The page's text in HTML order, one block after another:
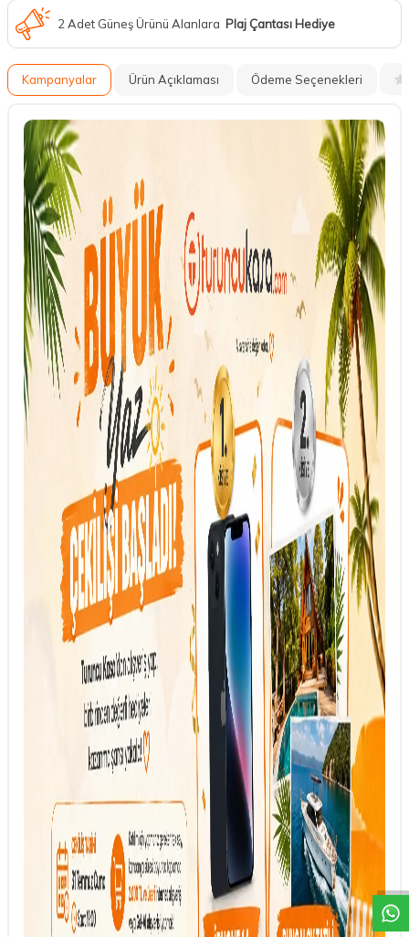
DESTEK
2 Adet Güneş Ürünü Alanlara Plaj Çantası Hediye
Kampanyalar Ürün Açıklaması Ödeme Seçenekleri